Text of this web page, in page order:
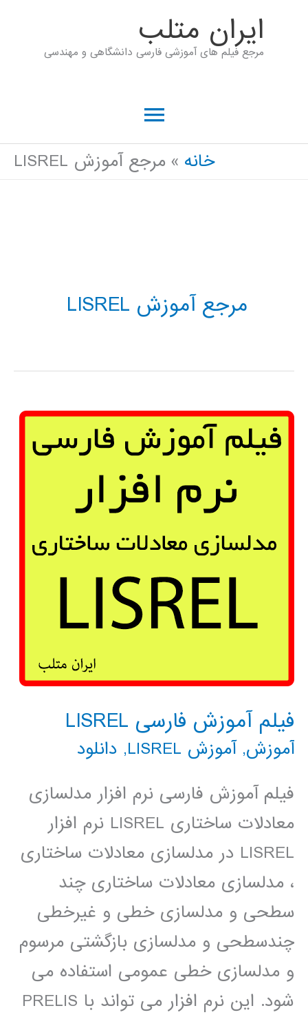
ايران متلب
مرجع فیلم های آموزشی فارسی دانشگاهی و مهندسی
فهرست
اصلی
خانه مرجع آموزش LISREL
مرجع آموزش LISREL
فیلم آموزش فارسی LISREL
آموزش,آموزش LISREL , دانلود
فیلم آموزش فارسی نرم افزار مدلسازی
معادلات ساختاری LISREL نرم افزار
LISREL در مدلسازی معادلات ساختاری
، مدلسازی معادلات ساختاری چند
سطحی و مدلسازی خطی و غیرخطی
چندسطحی و مدلسازی بازگشتی مرسوم
و مدلسازی خطی عمومی استفاده می
شود. این نرم افزار می تواند با PRELIS